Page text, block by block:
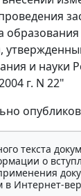
образования
и науки
г. N 22"
текста
о
в Интернет-